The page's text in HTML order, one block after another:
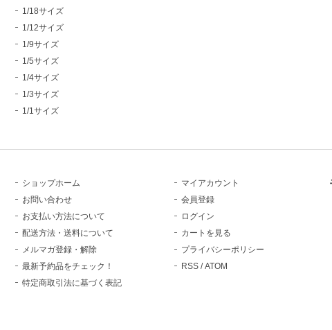
1/18サイズ
1/12サイズ
1/9サイズ
1/5サイズ
1/4サイズ
1/3サイズ
1/1サイズ
ショップホーム
お問い合わせ
お支払い方法について
配送方法・送料について
メルマガ登録・解除
最新予約品をチェック！
特定商取引法に基づく表記
マイアカウント
会員登録
ログイン
カートを見る
プライバシーポリシー
RSS /ATOM